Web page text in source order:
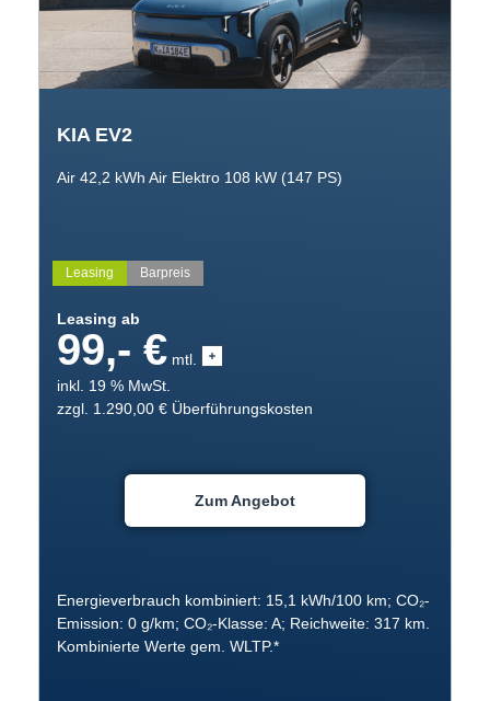
KIA EV2
Air 42,2 kWh Air Elektro 108 kW (147 PS)
Leasing Barpreis
Leasing ab
99,- € mtl.
inkl. 19 % MwSt.
zzgl. 1.290,00 € Überführungskosten
Zum Angebot
Energieverbrauch kombiniert: 15,1 kWh/100 km; CO₂-
Emission: 0 g/km; CO₂-Klasse: A; Reichweite: 317 km.
Kombinierte Werte gem. WLTP.*